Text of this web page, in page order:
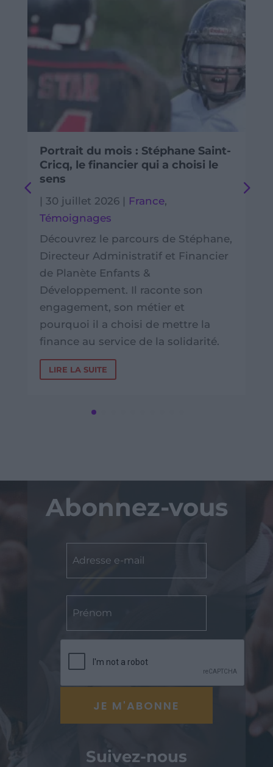
Portrait du mois : Stéphane Saint-
Cricq, le financier qui a choisi le
sens
30 juillet 2026 France,
Témoignages
Découvrez le parcours de Stéphane,
Directeur Administratif et Financier
de Planète Enfants &
Développement. Il raconte son
engagement, son métier et
pourquoi il a choisi de mettre la
finance au service de la solidarité.
LIRE LA SUITE
Abonnez-vous
Suivez-nous